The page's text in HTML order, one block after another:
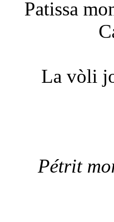
Patissa
La vòli
Pétrit